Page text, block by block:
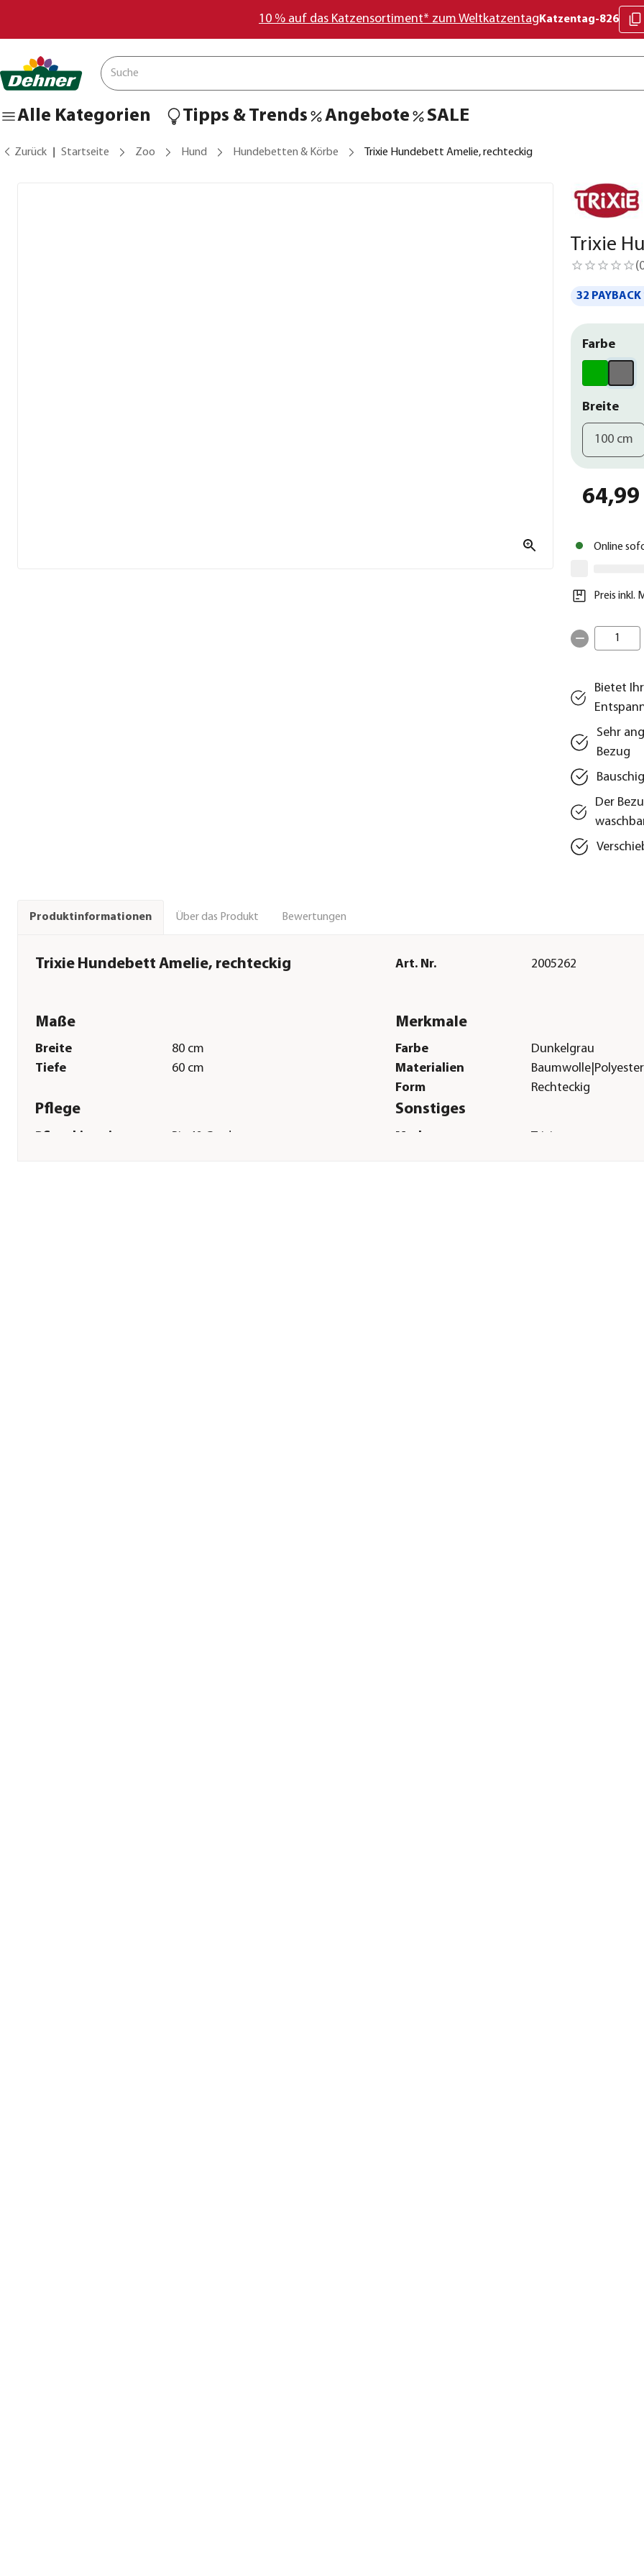
10 % auf das Katzensortiment* zum Weltkatzentag Katzentag-826
Alle Kategorien Tipps & Trends Angebote SALE
Zurück Startseite Zoo Hund Hundebetten & Körbe Trixie Hundebett Amelie, rechteckig
Trixie
(
32
Farbe
Breite
100 cm
64,99
Online
Preis inkl.
1
Bietet
Sehr
Bezug
Der
Produktinformationen Über das Produkt Bewertungen
Trixie Hundebett Amelie, rechteckig Art. Nr. 2005262
Maße
Breite
80 cm
Tiefe
60 cm
Merkmale
Farbe
Dunkelgrau
Materialien
Baumwolle|Polyester
Form
Rechteckig
Pflege
Pflegehinweise Bis 40 Grad
Sonstiges
Marke
Trixie